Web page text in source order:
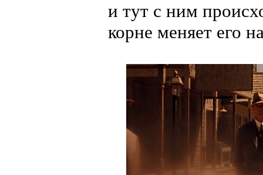
и тут с ним
корне меняет его